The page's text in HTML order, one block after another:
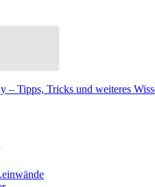
– Tipps, Tricks und weiteres